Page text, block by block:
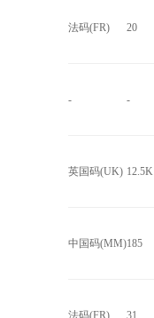
法码(FR) 20
- -
英国码(UK) 12.5K
中国码(MM)185
法码(FR) 31